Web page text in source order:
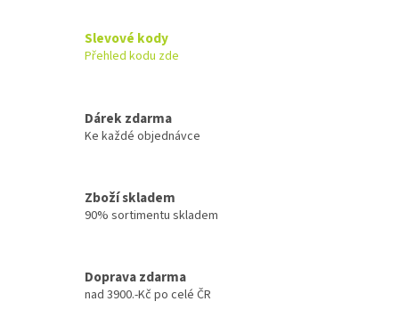
y
s
Slevové kody
Přehled kodu zde
Dárek zdarma
Ke každé objednávce
Zboží skladem
90% sortimentu skladem
Doprava zdarma
nad 3900.-Kč po celé ČR